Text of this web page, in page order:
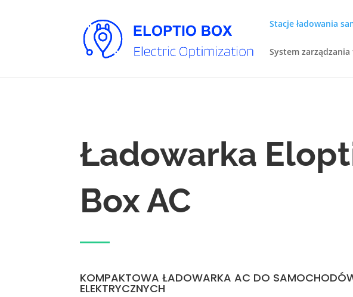
Stacje ładowania
System
Ładowarka
Box AC
KOMPAKTOWA ŁADOWARKA AC DO
ELEKTRYCZNYCH